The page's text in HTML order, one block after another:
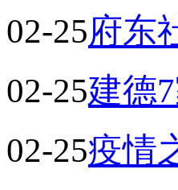
02-25府东
02-25建德
02-25疫情